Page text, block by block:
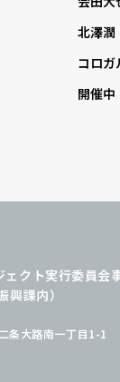
北澤潤
コロガ
開催中
ェクト実行委員会
興課内）
大路南一丁目1-1